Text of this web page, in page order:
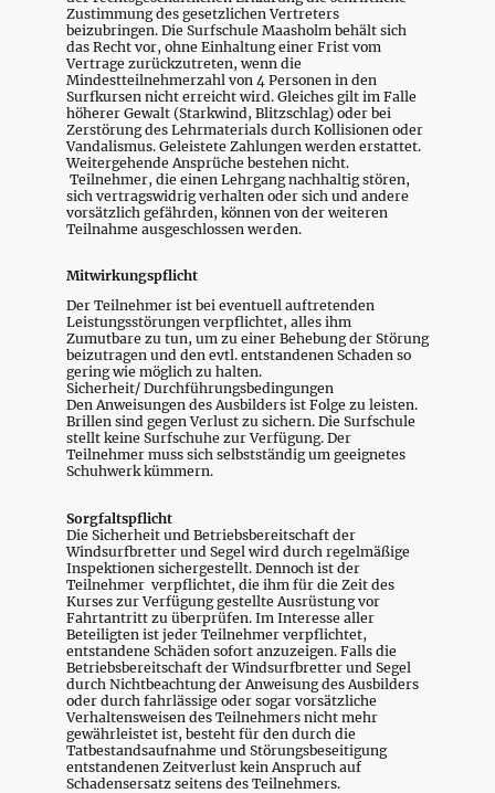
Zustimmung des gesetzlichen Vertreters
beizubringen. Die Surfschule Maasholm behält sich
das Recht vor, ohne Einhaltung einer Frist vom
Vertrage zurückzutreten, wenn die
Mindestteilnehmerzahl von 4 Personen in den
Surfkursen nicht erreicht wird. Gleiches gilt im Falle
höherer Gewalt (Starkwind, Blitzschlag) oder bei
Zerstörung des Lehrmaterials durch Kollisionen oder
Vandalismus. Geleistete Zahlungen werden erstattet.
Weitergehende Ansprüche bestehen nicht.
Teilnehmer, die einen Lehrgang nachhaltig stören,
sich vertragswidrig verhalten oder sich und andere
vorsätzlich gefährden, können von der weiteren
Teilnahme ausgeschlossen werden.
Mitwirkungspflicht
Der Teilnehmer ist bei eventuell auftretenden
Leistungsstörungen verpflichtet, alles ihm
Zumutbare zu tun, um zu einer Behebung der Störung
beizutragen und den evtl. entstandenen Schaden so
gering wie möglich zu halten.
Sicherheit/ Durchführungsbedingungen
Den Anweisungen des Ausbilders ist Folge zu leisten.
Brillen sind gegen Verlust zu sichern. Die Surfschule
stellt keine Surfschuhe zur Verfügung. Der
Teilnehmer muss sich selbstständig um geeignetes
Schuhwerk kümmern.
Sorgfaltspflicht
Die Sicherheit und Betriebsbereitschaft der
Windsurfbretter und Segel wird durch regelmäßige
Inspektionen sichergestellt. Dennoch ist der
Teilnehmer verpflichtet, die ihm für die Zeit des
Kurses zur Verfügung gestellte Ausrüstung vor
Fahrtantritt zu überprüfen. Im Interesse aller
Beteiligten ist jeder Teilnehmer verpflichtet,
entstandene Schäden sofort anzuzeigen. Falls die
Betriebsbereitschaft der Windsurfbretter und Segel
durch Nichtbeachtung der Anweisung des Ausbilders
oder durch fahrlässige oder sogar vorsätzliche
Verhaltensweisen des Teilnehmers nicht mehr
gewährleistet ist, besteht für den durch die
Tatbestandsaufnahme und Störungsbeseitigung
entstandenen Zeitverlust kein Anspruch auf
Schadensersatz seitens des Teilnehmers.